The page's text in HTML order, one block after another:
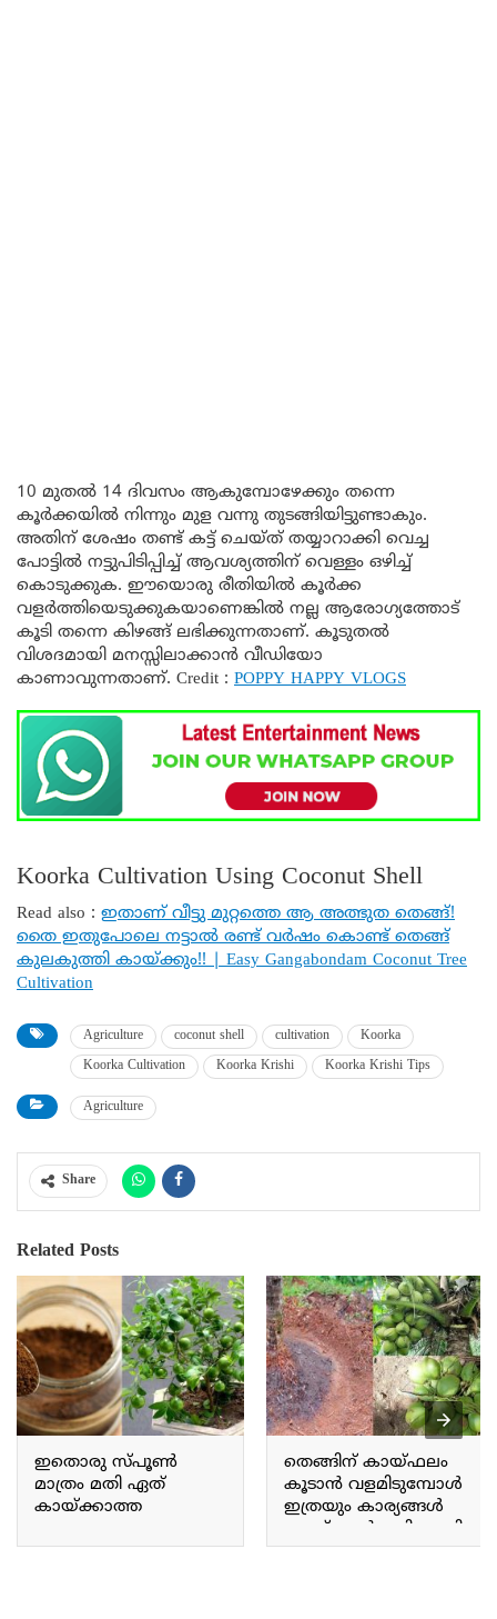
10 മുതൽ 14 ദിവസം ആകുമ്പോഴേക്കും തന്നെ
കൂർക്കയിൽ നിന്നും മുള വന്നു തുടങ്ങിയിട്ടുണ്ടാകും.
അതിന് ശേഷം തണ്ട് കട്ട് ചെയ്ത് തയ്യാറാക്കി വെച്ച
പോട്ടിൽ നട്ടുപിടിപ്പിച്ച് ആവശ്യത്തിന് വെള്ളം ഒഴിച്ച്
കൊടുക്കുക. ഈയൊരു രീതിയിൽ കൂർക്ക
വളർത്തിയെടുക്കുകയാണെങ്കിൽ നല്ല ആരോഗ്യത്തോട്
കൂടി തന്നെ കിഴങ്ങ് ലഭിക്കുന്നതാണ്. കൂടുതൽ
വിശദമായി മനസ്സിലാക്കാൻ വീഡിയോ
കാണാവുന്നതാണ്. Credit : POPPY HAPPY VLOGS
Koorka Cultivation Using Coconut Shell
Read also : ഇതാണ് വീട്ടു മുറ്റത്തെ ആ അത്ഭുത തെങ്ങ്!
തൈ ഇതുപോലെ നട്ടാൽ രണ്ട് വർഷം കൊണ്ട് തെങ്ങ്
കുലകുത്തി കായ്ക്കും!! | Easy Gangabondam Coconut Tree
Cultivation
Agriculture coconut shell cultivation
Koorka
Koorka Cultivation
Koorka Krishi Koorka Krishi Tips
Agriculture
Share
Related Posts
ഇതൊരു സ്‌പൂൺ
മാത്രം മതി ഏത്
കായ്ക്കാത്ത
കുലകുത്തി കായ്ക്കും!
തെങ്ങിന് കായ്ഫലം
കൂടാൻ വളമിടുമ്പോൾ
ഇത്രയും കാര്യങ്ങൾ
ചെയ്താൽ മതി.. ഇനി
തെങ്ങിന് ഇരട്ടി വിളവ്.!!